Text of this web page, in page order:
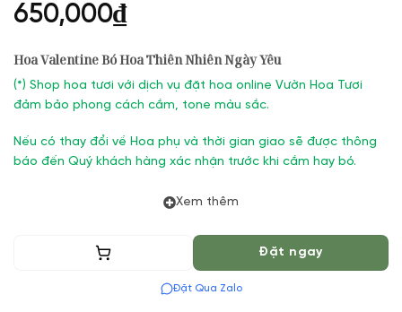
650,000₫
Hoa Valentine Bó Hoa Thiên Nhiên Ngày Yêu
(*) Shop hoa tươi với dịch vụ đặt hoa online Vườn Hoa Tươi
đảm bảo phong cách cắm, tone màu sắc.
Nếu có thay đổi về Hoa phụ và thời gian giao sẽ được thông
báo đến Quý khách hàng xác nhận trước khi cắm hay bó.
Xem thêm
Thêm vào giỏ Đặt ngay
Đặt Qua Zalo